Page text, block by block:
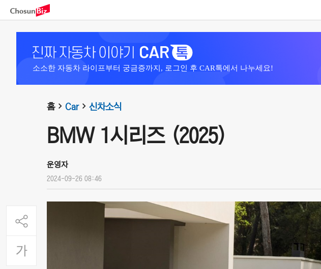
소소한 자동차 라이프부터 궁금증까지, 로그인 후 CAR톡에서 나누세요!
홈 Car 신차소식
BMW 1시리즈 (2025)
운영자
2024-09-26 08:46